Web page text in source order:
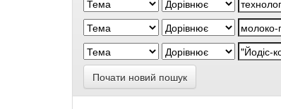
Почати новий пошук